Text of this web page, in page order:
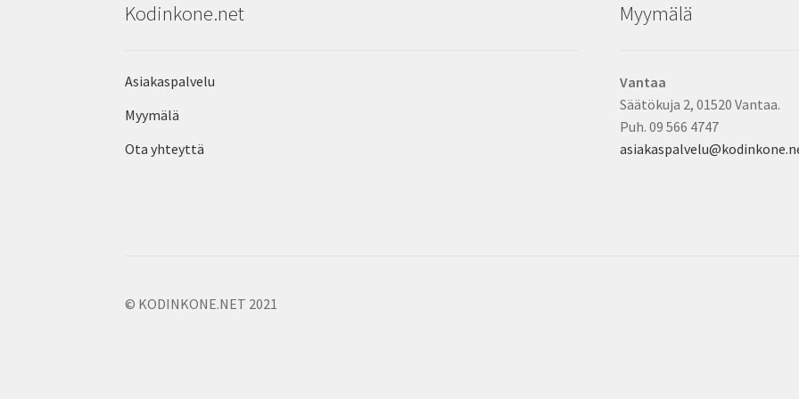
Kodinkone.net
Asiakaspalvelu
Myymälä
Ota yhteyttä
Myymälä
Vantaa
Säätökuja 2, 01520 Vantaa.
Puh. 09 566 4747
© KODINKONE.NET 2021